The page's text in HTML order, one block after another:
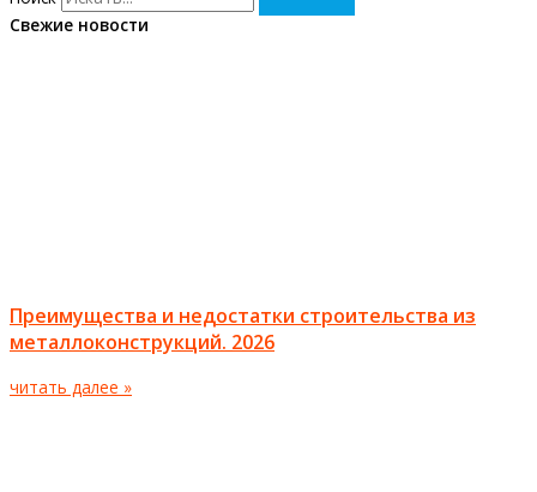
Свежие новости
Преимущества и недостатки строительства из
металлоконструкций. 2026
читать далее »